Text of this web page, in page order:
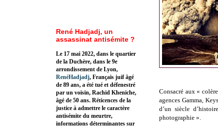
Consacré aux «
agences Gamma,
d’un siècle
photographie ».
René Hadjadj, un
assassinat antisémite ?
Le 17 mai 2022, dans le quartier
de la Duchère, dans le 9e
arrondissement de Lyon,
RenéHadjadj, Français juif âgé
de 89 ans, a été tué et défenestré
par un voisin, Rachid Kheniche,
âgé de 50 ans. Réticences de la
justice à admettre le caractère
antisémite du meurtre,
informations déterminantes sur